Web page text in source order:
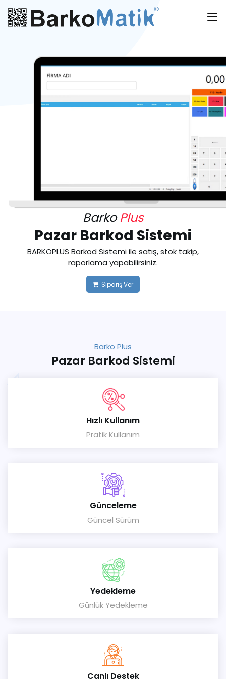
BarkoPlus
Pazar Barkod Sistemi
BARKOPLUS Barkod Sistemi ile satış, stok takip,
raporlama yapabilirsiniz.
Sipariş Ver
Barko Plus
Pazar Barkod Sistemi
Hızlı Kullanım
Pratik Kullanım
Günceleme
Güncel Sürüm
Yedekleme
Günlük Yedekleme
Canlı Destek